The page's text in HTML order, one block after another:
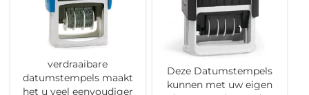
verdraaibare
datumstempels maakt
het u veel eenvoudiger
Deze Datumstempels
kunnen met uw eigen